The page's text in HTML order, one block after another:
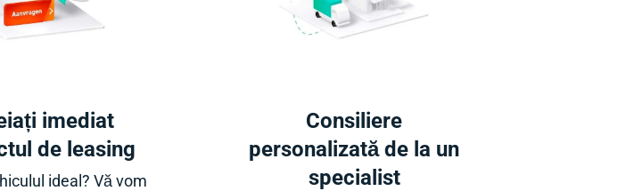
imediat
de leasing
ideal? Vă vom
Consiliere
personalizată de la un
specialist